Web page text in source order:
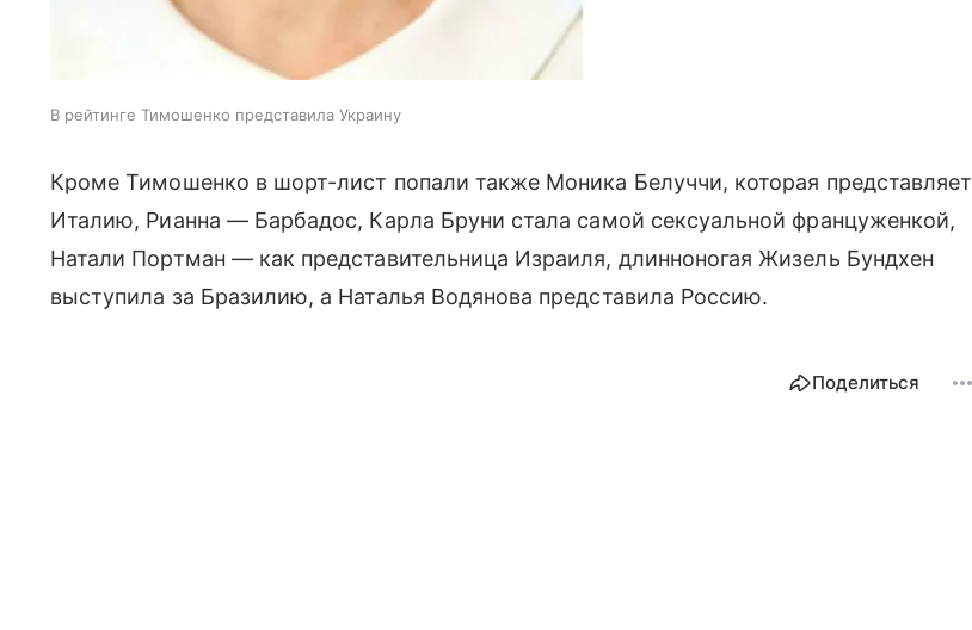
В рейтинге Тимошенко представила Украину
Кроме Тимошенко в шорт-лист попали также Моника Белуччи, которая представляет
Италию, Рианна — Барбадос, Карла Бруни стала самой сексуальной француженкой,
Натали Портман — как представительница Израиля, длинноногая Жизель Бундхен
выступила за Бразилию, а Наталья Водянова представила Россию.
Поделиться